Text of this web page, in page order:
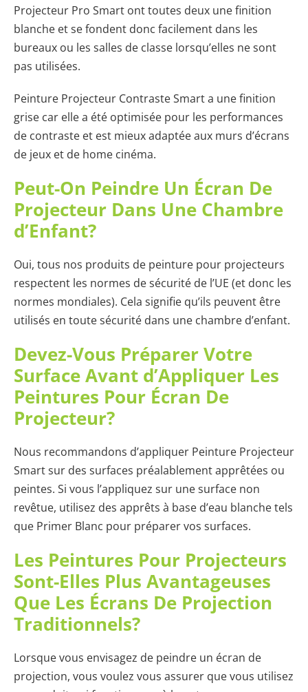
Projecteur Pro Smart ont toutes deux une finition
blanche et se fondent donc facilement dans les
bureaux ou les salles de classe lorsqu’elles ne sont
pas utilisées.
Peinture Projecteur Contraste Smart a une finition
grise car elle a été optimisée pour les performances
de contraste et est mieux adaptée aux murs d’écrans
de jeux et de home cinéma.
Peut-On Peindre Un Écran De
Projecteur Dans Une Chambre
d’Enfant?
Oui, tous nos produits de peinture pour projecteurs
respectent les normes de sécurité de l’UE (et donc les
normes mondiales). Cela signifie qu’ils peuvent être
utilisés en toute sécurité dans une chambre d’enfant.
Devez-Vous Préparer Votre
Surface Avant d’Appliquer Les
Peintures Pour Écran De
Projecteur?
Nous recommandons d’appliquer Peinture Projecteur
Smart sur des surfaces préalablement apprêtées ou
peintes. Si vous l’appliquez sur une surface non
revêtue, utilisez des apprêts à base d’eau blanche tels
que Primer Blanc pour préparer vos surfaces.
Les Peintures Pour Projecteurs
Sont-Elles Plus Avantageuses
Que Les Écrans De Projection
Traditionnels?
Lorsque vous envisagez de peindre un écran de
projection, vous voulez vous assurer que vous utilisez